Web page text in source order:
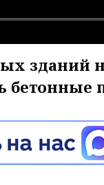
зданий
бетонные